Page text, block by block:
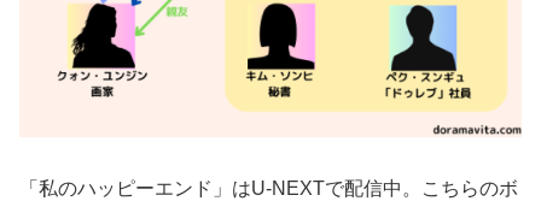
「私のハッピーエンド」はU-NEXTで配信中。こちらのボ